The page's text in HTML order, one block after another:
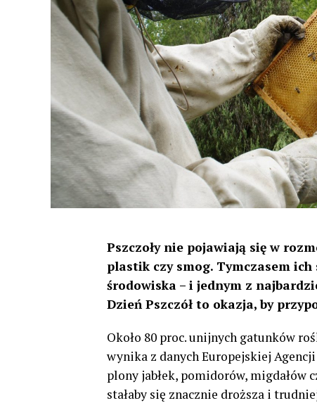
Pszczoły nie pojawiają się w
plastik czy smog. Tymczasem
środowiska – i jednym z
Dzień Pszczół to okazja, by
Około 80 proc. unijnych gatunków
wynika z danych Europejskiej
plony jabłek, pomidorów, migdałów
stałaby się znacznie droższa i